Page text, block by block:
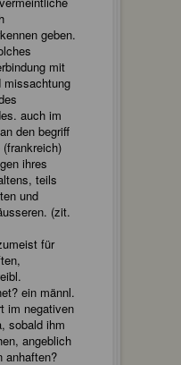
geben.
mit
missachtung
auch im
den begriff
ihres
teils
und
(zit.
für
ein männl.
im negativen
sobald ihm
angeblich
anhaften?